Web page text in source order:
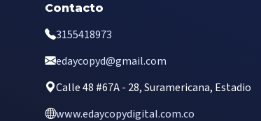
Contacto
3155418973
edaycopyd@gmail.com
Calle 48 #67A - 28, Suramericana, Estadio
www.edaycopydigital.com.co